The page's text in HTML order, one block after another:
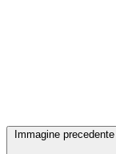
Immagine precedente